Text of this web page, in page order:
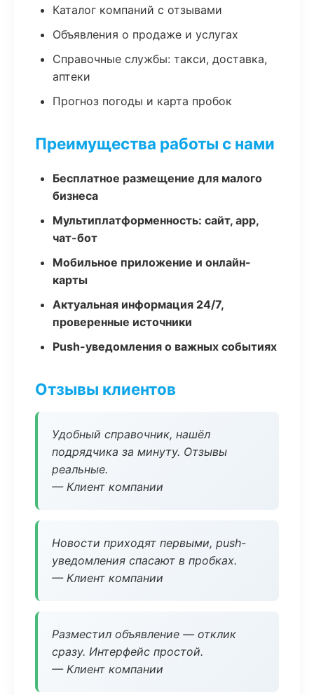
Каталог компаний с отзывами
Объявления о продаже и услугах
Справочные службы: такси, доставка,
аптеки
Прогноз погоды и карта пробок
Преимущества работы с нами
Бесплатное размещение для малого
бизнеса
Мультиплатформенность: сайт, app,
чат-бот
Мобильное приложение и онлайн-
карты
Актуальная информация 24/7,
проверенные источники
Push-уведомления о важных событиях
Отзывы клиентов
Удобный справочник, нашёл
подрядчика за минуту. Отзывы
реальные.
— Клиент компании
Новости приходят первыми, push-
уведомления спасают в пробках.
— Клиент компании
Разместил объявление — отклик
сразу. Интерфейс простой.
— Клиент компании